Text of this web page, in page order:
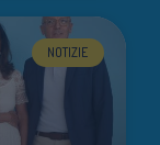
NOTIZIE